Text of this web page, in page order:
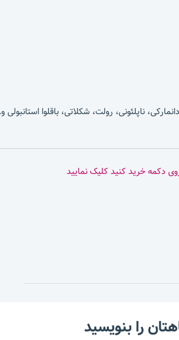
ناپلئونی، رولت، شکلاتی، باقلوا
دکمه خرید کنید کلیک نمایید
را بنویسید